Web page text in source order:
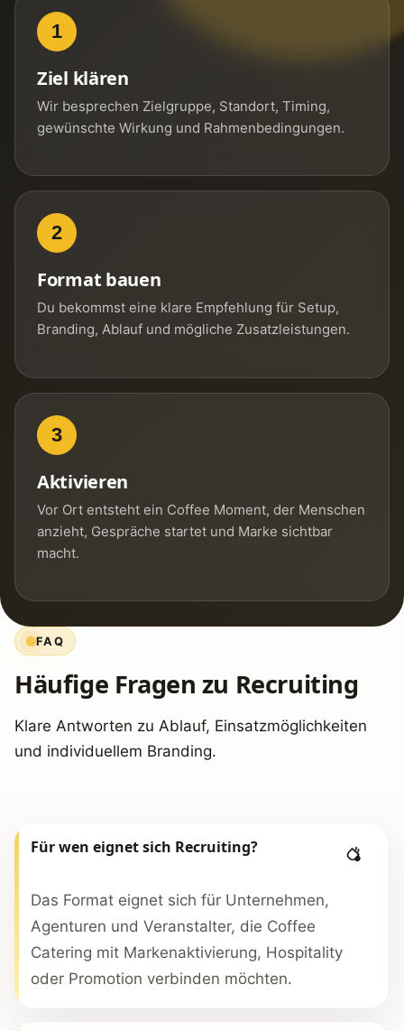
1
Ziel klären
Wir besprechen Zielgruppe, Standort, Timing,
gewünschte Wirkung und Rahmenbedingungen.
2
Format bauen
Du bekommst eine klare Empfehlung für Setup,
Branding, Ablauf und mögliche Zusatzleistungen.
3
Aktivieren
Vor Ort entsteht ein Coffee Moment, der Menschen
anzieht, Gespräche startet und Marke sichtbar
macht.
FAQ
Häufige Fragen zu Recruiting
Klare Antworten zu Ablauf, Einsatzmöglichkeiten
und individuellem Branding.
Für wen eignet sich Recruiting?
Das Format eignet sich für Unternehmen,
Agenturen und Veranstalter, die Coffee
Catering mit Markenaktivierung, Hospitality
oder Promotion verbinden möchten.